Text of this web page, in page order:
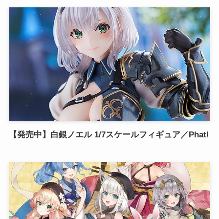
【発売中】白銀ノエル 1/7スケールフィギュア／Phat!